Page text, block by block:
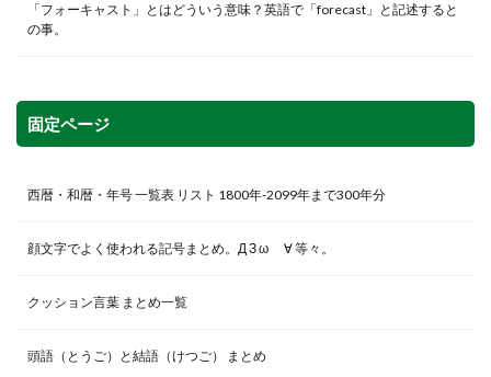
「フォーキャスト」とはどういう意味？英語で「forecast」と記述すると
の事。
固定ページ
西暦・和暦・年号 一覧表 リスト 1800年-2099年まで300年分
顔文字でよく使われる記号まとめ。Д З ω ゞ∀ 等々。
クッション言葉 まとめ一覧
頭語（とうご）と結語（けつご） まとめ